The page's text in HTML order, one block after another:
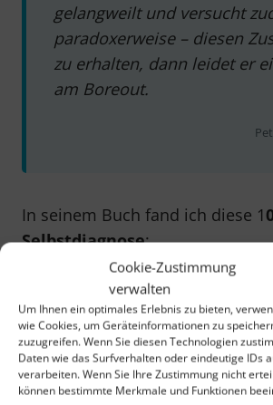
Cookie-Zustimmung
verwalten
Um Ihnen ein optimales Erlebnis zu bieten,
wie Cookies, um Geräteinformationen zu
zuzugreifen. Wenn Sie diesen Technologien
Daten wie das Surfverhalten oder eindeutige IDs
verarbeiten. Wenn Sie Ihre Zustimmung nicht
können bestimmte Merkmale und Funktionen
gelangweilt und versucht
paradoxerweise – diesen
zu erhalten, dann leidet er
am Boreout.
In seinem Buch fand ich diese 1
Selbstdiagnose:
1. Erledigst du
Aufgaben
Arbeit?